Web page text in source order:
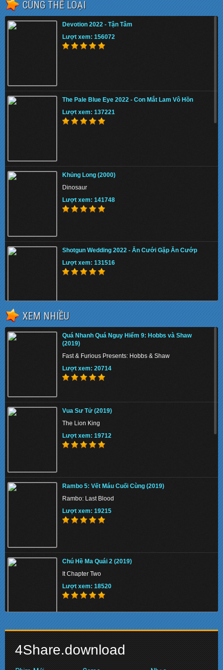
CÙNG THỂ LOẠI
Devotion 2022 - Tận Tâm
Lượt xem: 156072
The Pale Blue Eye 2022 - Con Mắt Lam Vô Hồn
Lượt xem: 137221
Khủng Long (2000)
Dinosaur
Lượt xem: 141748
Shotgun Wedding 2022 - Ăn Cưới Gặp Ăn Cướp
Lượt xem: 131516
Lượt xem: 157551
The Union 2024 - Liên minh tuyệt mật
Lượt xem: 156549
Thiên Nga Bóng Đêm S01 2022 - Eve
Lượt xem: 157654
Memory 2022 - Hồi Ức Sát Thủ
Lượt xem: 145537
XEM NHIỀU
Quá Nhanh Quá Nguy Hiểm 9: Hobbs và Shaw
(2019)
Fast & Furious Presents: Hobbs & Shaw
Lượt xem: 20714
Vua Sư Tử (2019)
The Lion King
Lượt xem: 19712
Rambo 5: Vết Máu Cuối Cùng (2019)
Rambo: Last Blood
Lượt xem: 19215
Chú Hề Ma Quái 2 (2019)
It Chapter Two
Lượt xem: 18520
Avengers: Endgame
4Share.download